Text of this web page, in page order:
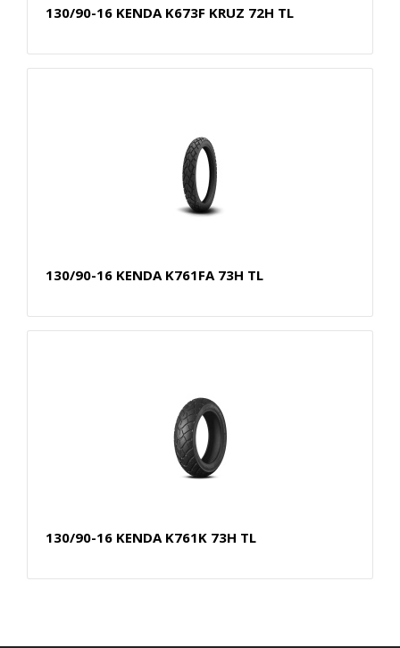
130/90-16 KENDA K673F KRUZ 72H TL
130/90-16 KENDA K761FA 73H TL
130/90-16 KENDA K761K 73H TL